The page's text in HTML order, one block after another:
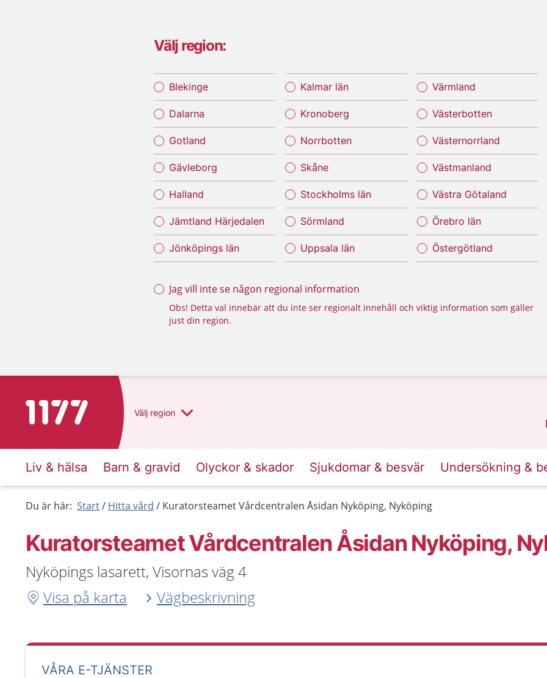
Välj region:
Blekinge
Dalarna
Gotland
Gävleborg
Halland
Jämtland Härjedalen
Jönköpings län
Kalmar län
Kronoberg
Norrbotten
Skåne
Stockholms län
Sörmland
Uppsala län
Värmland
Västerbotten
Västernorrland
Västmanland
Västra Götaland
Örebro län
Östergötland
Jag vill inte se någon regional information
Obs! Detta val innebär att du inte ser regionalt innehåll och viktig information som gäller
just din region.
Till startsidan för 1177 Välj region
Liv & hälsa Barn & gravid Olyckor & skador Sjukdomar & besvär Undersökning &
Du är här: Start Hitta vård Kuratorsteamet Vårdcentralen Åsidan Nyköping, Nyköping
Kuratorsteamet Vårdcentralen Åsidan Nyköping,
Nyköpings lasarett, Visornas väg 4
Visa på karta
Vägbeskrivning
VÅRA E-TJÄNSTER